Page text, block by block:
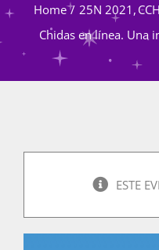
Atención de la
Home 25N 2021
Chidas en línea. Una
ESTE